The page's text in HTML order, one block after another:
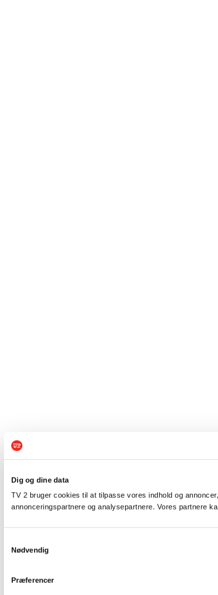
Dig og dine data
TV 2 bruger cookies til at tilpasse vores indhold og
annonceringspartnere og analysepartnere. Vores partnere
Nødvendig
Præferencer